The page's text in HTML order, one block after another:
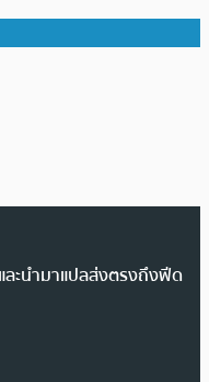
ละนำมาแปลส่งตรงถึงฟีด